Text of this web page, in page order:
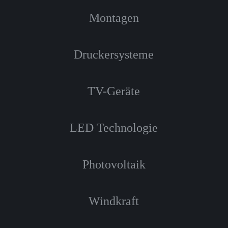
Montagen
Druckersysteme
TV-Geräte
LED Technologie
Photovoltaik
Windkraft